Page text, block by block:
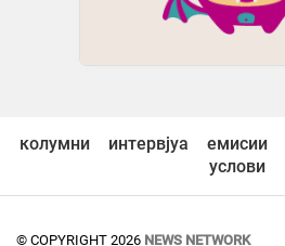
колумни интервјуа емисии
услови
© COPYRIGHT 2026 NEWS NETWORK